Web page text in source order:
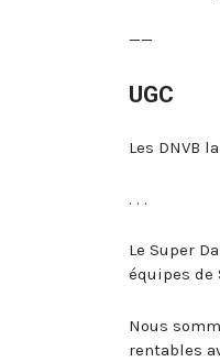
——
UGC
Les DNVB
. . .
Le Super
équipes de
Nous
rentables